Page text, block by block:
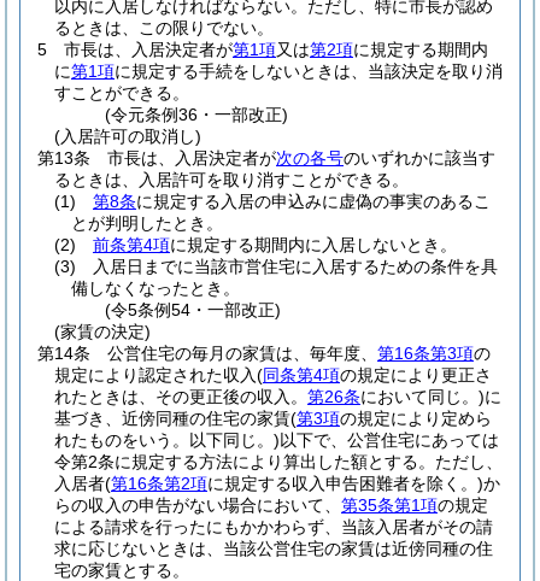
以内に入居しなければならない。 ただし、特に市長が認め
るときは、この限りでない。
5
市長は、入居決定者が第1項又は第2項に規定する期間内
に第1項に規定する手続をしないときは、当該決定を取り消
すことができる。
(令元条例36・一部改正)
(入居許可の取消し)
第13条
市長は、入居決定者が次の各号のいずれかに該当す
るときは、入居許可を取り消すことができる。
(1)
第8条に規定する入居の申込みに虚偽の事実のあるこ
とが判明したとき。
(2)
前条第4項に規定する期間内に入居しないとき。
(3)
入居日までに当該市営住宅に入居するための条件を具
備しなくなったとき。
(令5条例54・一部改正)
(家賃の決定)
第14条
公営住宅の毎月の家賃は、毎年度、 第16条第3項の
規定により認定された収入(同条第4項の規定により更正さ
れたときは、その更正後の収入。 第26条において同じ。)に
基づき、近傍同種の住宅の家賃(第3項の規定により定めら
れたものをいう。以下同じ。)以下で、公営住宅にあっては
令第2条に規定する方法により算出した額とする。 ただし、
入居者(第16条第2項に規定する収入申告困難者を除く。)か
らの収入の申告がない場合において、 第35条第1項の規定
による請求を行ったにもかかわらず、当該入居者がその請
求に応じないときは、当該公営住宅の家賃は近傍同種の住
宅の家賃とする。